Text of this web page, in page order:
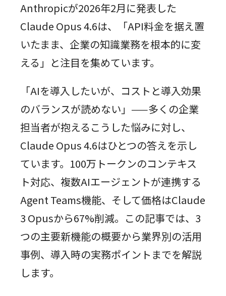
Anthropicが2026年2月に発表した
Claude Opus 4.6は、「API料金を据え置
いたまま、企業の知識業務を根本的に変
える」と注目を集めています。
「AIを導入したいが、コストと導入効果
のバランスが読めない」——多くの企業
担当者が抱えるこうした悩みに対し、
Claude Opus 4.6はひとつの答えを示し
ています。100万トークンのコンテキス
ト対応、複数AIエージェントが連携する
Agent Teams機能、そして価格はClaude
3 Opusから67%削減。この記事では、3
つの主要新機能の概要から業界別の活用
事例、導入時の実務ポイントまでを解説
します。